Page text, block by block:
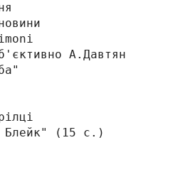
А.Давтян
Блейк" (15 с.)